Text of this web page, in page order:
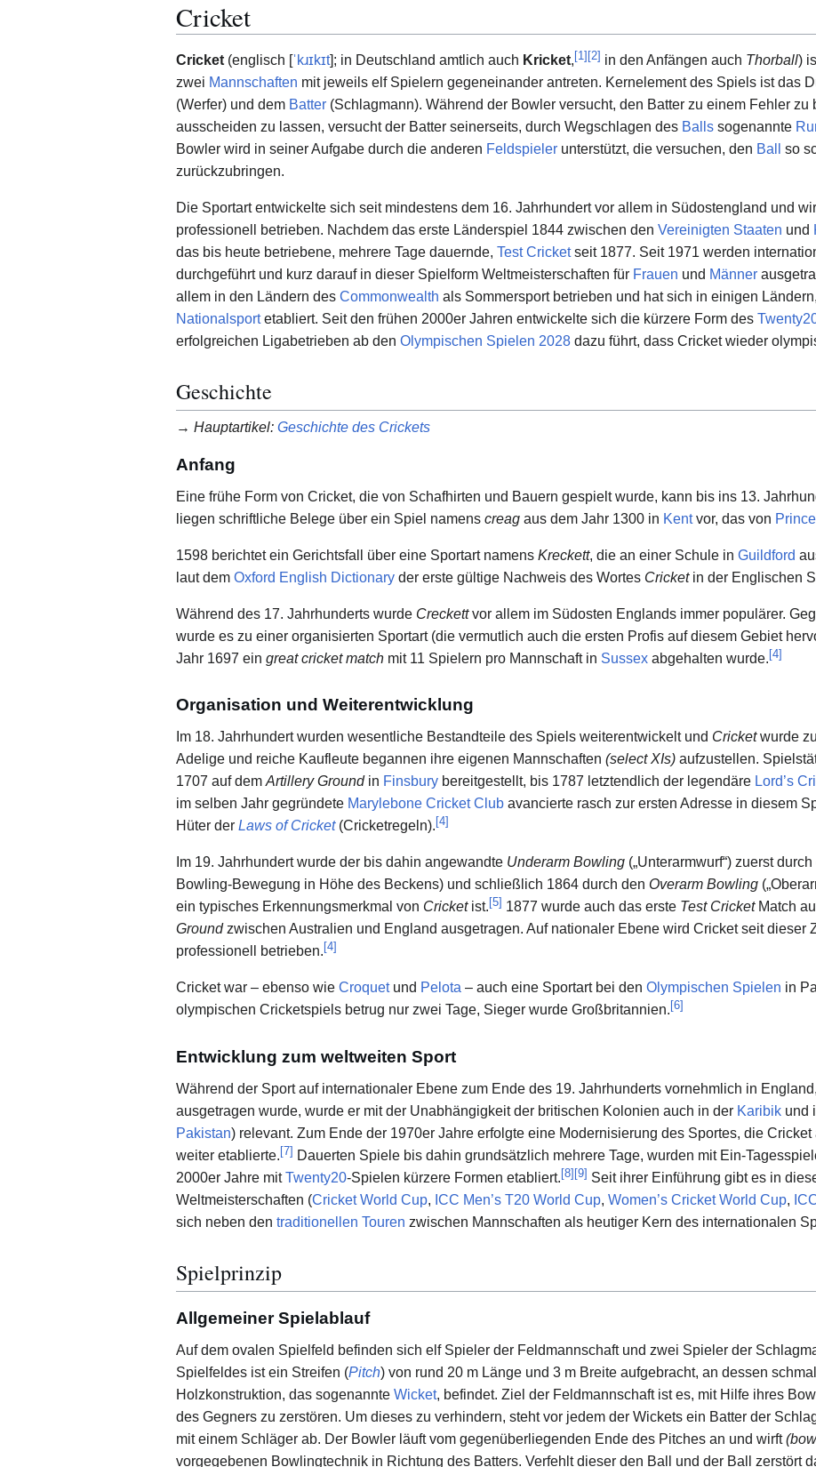
Cricket
Cricket (englisch [ˈkɹɪkɪt]; in Deutschland amtlich auch Kricket,[1][2] in den Anfängen auch Thorball)
zwei Mannschaften mit jeweils elf Spielern gegeneinander antreten. Kernelement des Spiels ist das
(Werfer) und dem Batter (Schlagmann). Während der Bowler versucht, den Batter zu einem Fehler zu
ausscheiden zu lassen, versucht der Batter seinerseits, durch Wegschlagen des Balls sogenannte
Bowler wird in seiner Aufgabe durch die anderen Feldspieler unterstützt, die versuchen, den Ball
so
zurückzubringen.
Die Sportart entwickelte sich seit mindestens dem 16. Jahrhundert vor allem in Südostengland und
professionell betrieben. Nachdem das erste Länderspiel 1844 zwischen den Vereinigten Staaten und
das bis heute betriebene, mehrere Tage dauernde, Test Cricketseit 1877. Seit 1971 werden
durchgeführt und kurz darauf in dieser Spielform Weltmeisterschaften für Frauen und Männer
allem in den Ländern des Commonwealth als Sommersport betrieben und hat sich in einigen
Nationalsportetabliert. Seit den frühen 2000er Jahren entwickelte sich die kürzere Form des
erfolgreichen Ligabetrieben ab den Olympischen Spielen 2028 dazu führt, dass Cricket wieder
Geschichte
→ Hauptartikel: Geschichte des Crickets
Anfang
Eine frühe Form von Cricket, die von Schafhirten und Bauern gespielt wurde, kann bis ins 13.
liegen schriftliche Belege über ein Spiel namens creag aus dem Jahr 1300 in Kentvor, das von
1598 berichtet ein Gerichtsfall über eine Sportart namens Kreckett, die an einer Schule in Guildford
laut dem Oxford English Dictionary der erste gültige Nachweis des Wortes Cricketin der Englischen
Während des 17. Jahrhunderts wurde Creckettvor allem im Südosten Englands immer populärer.
wurde es zu einer organisierten Sportart (die vermutlich auch die ersten Profis auf diesem Gebiet
Jahr 1697 ein great cricket match mit 11 Spielern pro Mannschaft in Sussex abgehalten wurde.[4]
Organisation und Weiterentwicklung
Im 18. Jahrhundert wurden wesentliche Bestandteile des Spiels weiterentwickelt und Cricketwurde
Adelige und reiche Kaufleute begannen ihre eigenen Mannschaften (select XIs) aufzustellen.
1707 auf dem Artillery Groundin Finsbury bereitgestellt, bis 1787 letztendlich der legendäre Lord’s
im selben Jahr gegründete Marylebone Cricket Club avancierte rasch zur ersten Adresse in diesem
Hüter der Laws of Cricket(Cricketregeln). [4]
Im 19. Jahrhundert wurde der bis dahin angewandte Underarm Bowling („Unterarmwurf“) zuerst
Bowling-Bewegung in Höhe des Beckens) und schließlich 1864 durch den Overarm Bowling
ein typisches Erkennungsmerkmal von Cricketist. [5] 1877 wurde auch das erste Test CricketMatch
Groundzwischen Australien und England ausgetragen. Auf nationaler Ebene wird Cricket seit dieser
professionell betrieben. [4]
Cricket war – ebenso wie Croquetund Pelota – auch eine Sportart bei den Olympischen Spielen in
olympischen Cricketspiels betrug nur zwei Tage, Sieger wurde Großbritannien. [6]
Entwicklung zum weltweiten Sport
Während der Sport auf internationaler Ebene zum Ende des 19. Jahrhunderts vornehmlich in England,
ausgetragen wurde, wurde er mit der Unabhängigkeit der britischen Kolonien auch in der Karibik und
Pakistan) relevant. Zum Ende der 1970er Jahre erfolgte eine Modernisierung des Sportes, die Cricket
weiter etablierte.[7] Dauerten Spiele bis dahin grundsätzlich mehrere Tage, wurden mit Ein-
2000er Jahre mitTwenty20-Spielen kürzere Formen etabliert.[8][9] Seit ihrer Einführung gibt es in
Weltmeisterschaften (Cricket World Cup, ICC Men’s T20 World Cup, Women’s Cricket World Cup,
sich neben den traditionellen Touren zwischen Mannschaften als heutiger Kern des internationalen
Spielprinzip
Allgemeiner Spielablauf
Auf dem ovalen Spielfeld befinden sich elf Spieler der Feldmannschaft und zwei Spieler der
Spielfeldes ist ein Streifen (Pitch) von rund 20 m Länge und 3 m Breite aufgebracht, an dessen
Holzkonstruktion, das sogenannte Wicket, befindet. Ziel der Feldmannschaft ist es, mit Hilfe ihres
des Gegners zu zerstören. Um dieses zu verhindern, steht vor jedem der Wickets ein Batter der
mit einem Schläger ab. Der Bowler läuft vom gegenüberliegenden Ende des Pitches an und wirft
vorgegebenen Bowlingtechnik in Richtung des Batters. Verfehlt dieser den Ball und der Ball zerstört